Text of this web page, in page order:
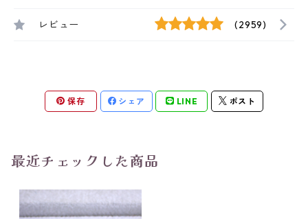
レビュー (2959)
保存 シェア LINE ポスト
最近チェックした商品